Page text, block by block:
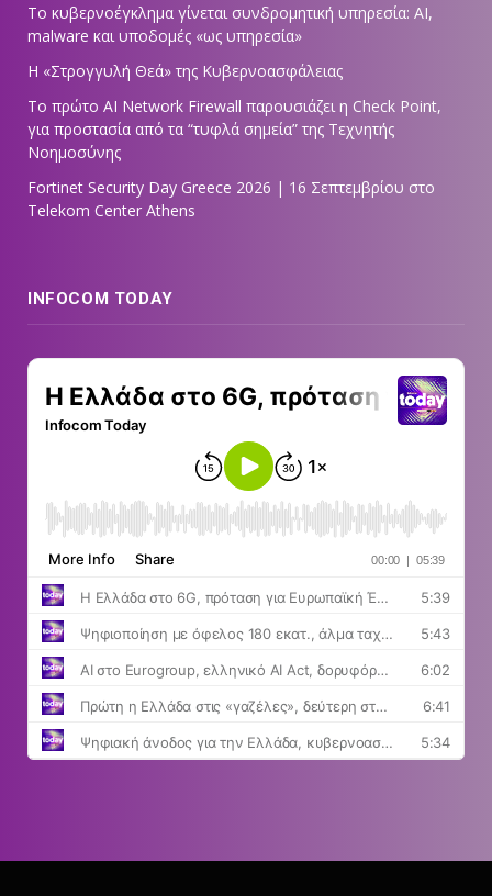
Το κυβερνοέγκλημα γίνεται συνδρομητική υπηρεσία: AI,
malware και υποδομές «ως υπηρεσία»
Η «Στρογγυλή Θεά» της Κυβερνοασφάλειας
Tο πρώτο AI Network Firewall παρουσιάζει η Check Point,
για προστασία από τα “τυφλά σημεία” της Τεχνητής
Νοημοσύνης
Fortinet Security Day Greece 2026 | 16 Σεπτεμβρίου στο
Telekom Center Athens
INFOCOM TODAY